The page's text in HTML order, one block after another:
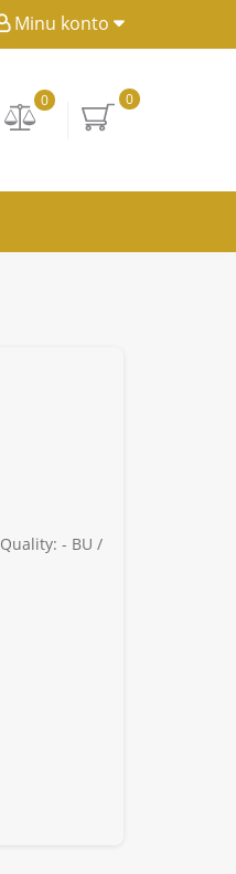
Minu konto
0
0
Quality: - BU /